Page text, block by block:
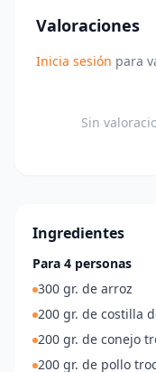
Valoraciones
Inicia sesión para
Sin
Ingredientes
Para 4 personas
300 gr. de arroz
200 gr. de costilla
200 gr. de conejo
200 gr. de pollo